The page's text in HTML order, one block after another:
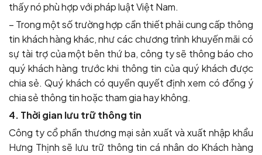
thấy nó phù hợp với pháp luật Việt Nam.
– Trong một số trường hợp cần thiết phải cung cấp thông
tin khách hàng khác, như các chương trình khuyến mãi có
sự tài trợ của một bên thứ ba, công ty sẽ thông báo cho
quý khách hàng trước khi thông tin của quý khách được
chia sẻ. Quý khách có quyền quyết định xem có đồng ý
chia sẻ thông tin hoặc tham gia hay không.
4. Thời gian lưu trữ thông tin
Công ty cổ phần thương mại sản xuất và xuất nhập khẩu
Hưng Thịnh sẽ lưu trữ thông tin cá nhân do Khách hàng